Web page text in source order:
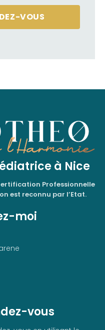
VOUS
à Nice
Professionnelle
est reconnu par l’Etat.
moi
vous